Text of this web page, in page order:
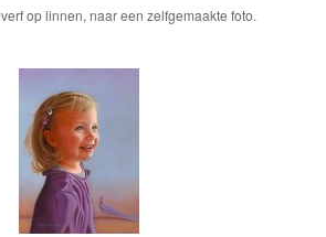
op linnen, naar een zelfgemaakte foto.